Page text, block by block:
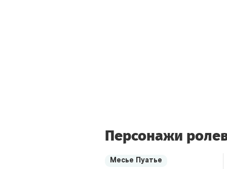
Персонажи
Месье Пуатье